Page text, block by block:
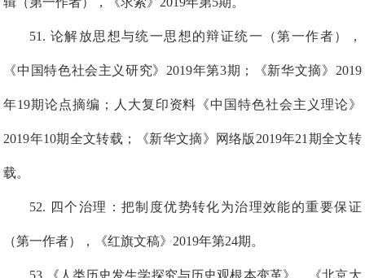
51 . 论解放思想与统一思想的辩证统一（第一作者），
《中国特色社会主义研究》2019年第3期 ； 《新华文摘》2019
年19期论点摘编；人大复印资料《中国特色社会主义理论》
2019年10期全文转载 ； 《新华文摘》网络版2019年21期全文转
载。
52. 四个治理：把制度优势转化为治理效能的重要保证
（第一作者），《红旗文稿》2019年第24期。